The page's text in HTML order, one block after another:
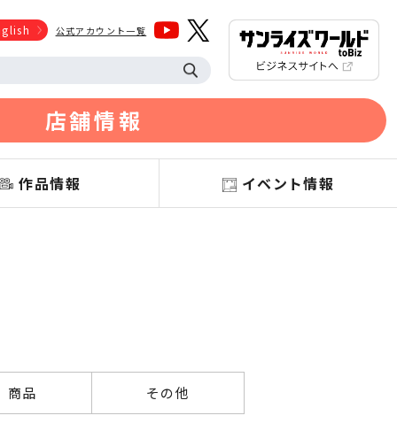
公式アカウント一覧
店舗情報
作品情報 イベント情報
商品 その他